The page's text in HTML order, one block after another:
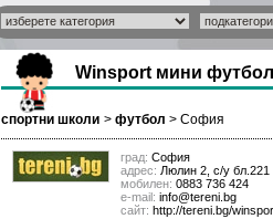
Winsport мини футбол
спортни школи > футбол > София
град: София
адрес: Люлин 2, с/у бл.221
мобилен: 0883 736 424
е-mail: info@tereni.bg
сайт: http://tereni.bg/